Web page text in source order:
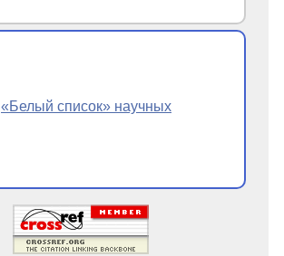
«Белый список» научных